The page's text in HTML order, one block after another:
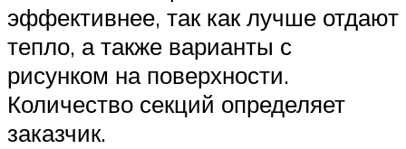
эффективнее, так как лучше отдают
тепло, а также варианты с
рисунком на поверхности.
Количество секций определяет
заказчик.